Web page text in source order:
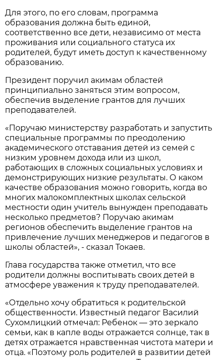
Для этого, по его словам, программа
образования должна быть единой,
соответственно все дети, независимо от места
проживания или социального статуса их
родителей, будут иметь доступ к качественному
образованию.
Президент поручил акимам областей
принципиально заняться этим вопросом,
обеспечив выделение грантов для лучших
преподавателей.
«Поручаю министерству разработать и запустить
специальные программы по преодолению
академического отставания детей из семей с
низким уровнем дохода или из школ,
работающих в сложных социальных условиях и
демонстрирующих низкие результаты. О каком
качестве образования можно говорить, когда во
многих малокомплектных школах сельской
местности один учитель вынужден преподавать
несколько предметов? Поручаю акимам
регионов обеспечить выделение грантов на
привлечение лучших менеджеров и педагогов в
школы областей», - сказал Токаев.
Глава государства также отметил, что все
родители должны воспитывать своих детей в
атмосфере уважения к труду преподавателей.
«Отдельно хочу обратиться к родительской
общественности. Известный педагог Василий
Сухомлицкий отмечал: Ребенок — это зеркало
семьи, как в капле воды отражается солнце, так в
детях отражается нравственная чистота матери и
отца. «Поэтому роль родителей в развитии детей